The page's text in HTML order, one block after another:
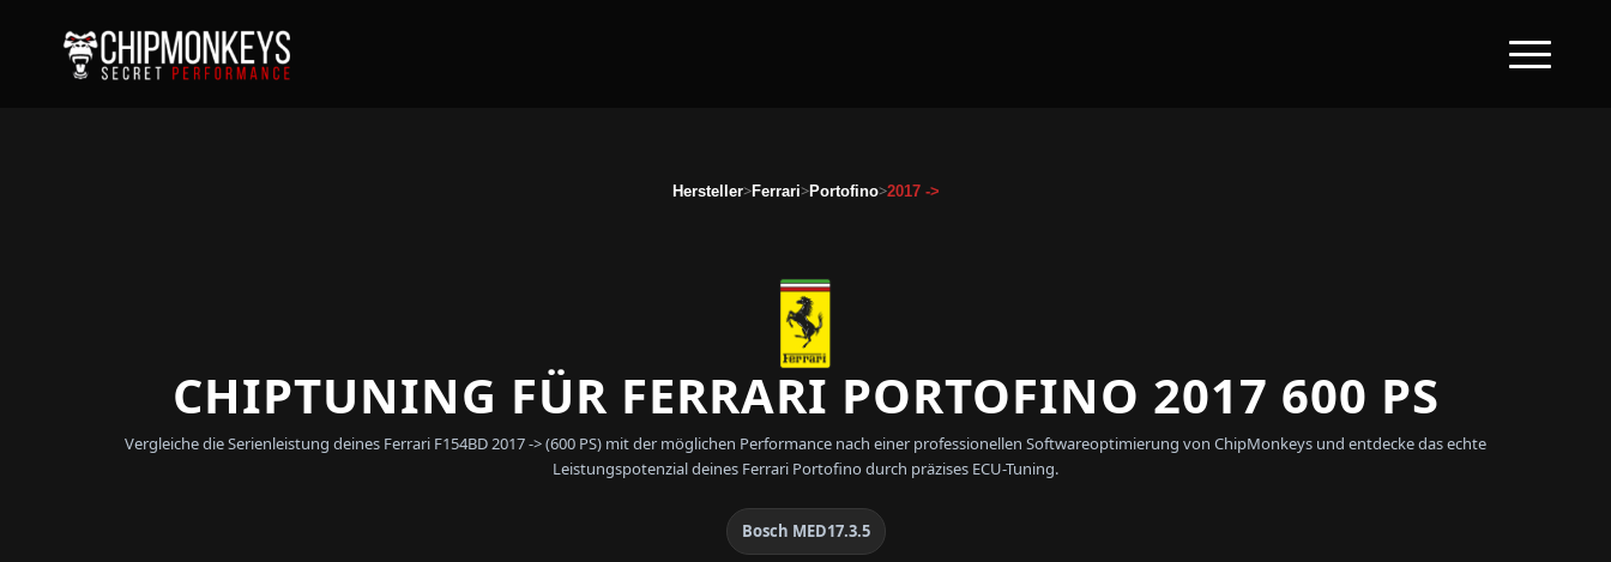
Hersteller>Ferrari>Portofino>2017 ->
CHIPTUNING FÜR FERRARI PORTOFINO 2017 600 PS
Vergleiche die Serienleistung deines Ferrari F154BD 2017 -> (600 PS) mit der möglichen Performance nach einer professionellen Softwareoptimierung von ChipMonkeys und entdecke das echte
Leistungspotenzial deines Ferrari Portofino durch präzises ECU-Tuning.
Bosch MED17.3.5